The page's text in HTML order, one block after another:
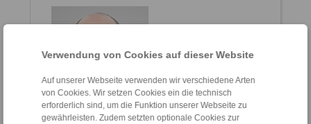
Verwendung von Cookies auf dieser Website
Auf unserer Webseite verwenden wir verschiedene Arten
von Cookies. Wir setzen Cookies ein die technisch
erforderlich sind, um die Funktion unserer Webseite zu
gewährleisten. Zudem setzten optionale Cookies zur